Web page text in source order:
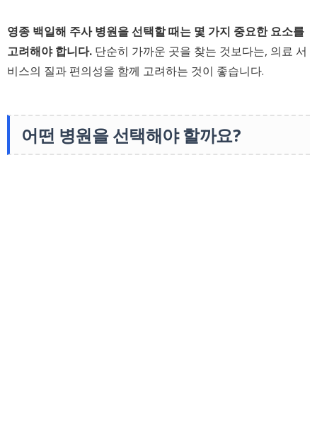
영종 백일해 주사 병원을 선택할 때는 몇 가지 중요한 요소를
고려해야 합니다. 단순히 가까운 곳을 찾는 것보다는, 의료 서
비스의 질과 편의성을 함께 고려하는 것이 좋습니다.
어떤 병원을 선택해야 할까요?